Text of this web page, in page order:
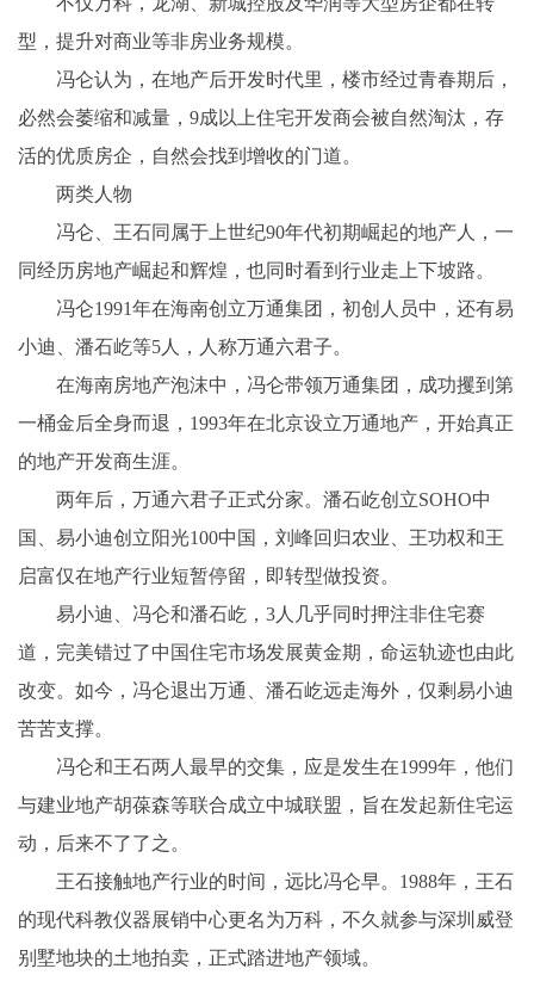
型，提升对商业等非房业务规模。
冯仑认为，在地产后开发时代里，楼市经过青春期后，
必然会萎缩和减量，9成以上住宅开发商会被自然淘汰，存
活的优质房企，自然会找到增收的门道。
两类人物
冯仑、王石同属于上世纪90年代初期崛起的地产人，一
同经历房地产崛起和辉煌，也同时看到行业走上下坡路。
冯仑1991年在海南创立万通集团，初创人员中，还有易
小迪、潘石屹等5人，人称万通六君子。
在海南房地产泡沫中，冯仑带领万通集团，成功攫到第
一桶金后全身而退，1993年在北京设立万通地产，开始真正
的地产开发商生涯。
两年后，万通六君子正式分家。潘石屹创立SOHO中
国、易小迪创立阳光100中国，刘峰回归农业、王功权和王
启富仅在地产行业短暂停留，即转型做投资。
易小迪、冯仑和潘石屹，3人几乎同时押注非住宅赛
道，完美错过了中国住宅市场发展黄金期，命运轨迹也由此
改变。如今，冯仑退出万通、潘石屹远走海外，仅剩易小迪
苦苦支撑。
冯仑和王石两人最早的交集，应是发生在1999年，他们
与建业地产胡葆森等联合成立中城联盟，旨在发起新住宅运
动，后来不了了之。
王石接触地产行业的时间，远比冯仑早。1988年，王石
的现代科教仪器展销中心更名为万科，不久就参与深圳威登
别墅地块的土地拍卖，正式踏进地产领域。